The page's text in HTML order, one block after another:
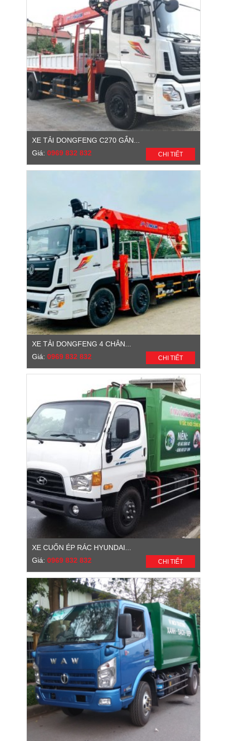
XE TẢI DONGFENG C270 GẮN...
Giá: 0969 832 832 CHI TIẾT
XE TẢI DONGFENG 4 CHÂN...
Giá: 0969 832 832 CHI TIẾT
XE CUỐN ÉP RÁC HYUNDAI...
Giá: 0969 832 832 CHI TIẾT